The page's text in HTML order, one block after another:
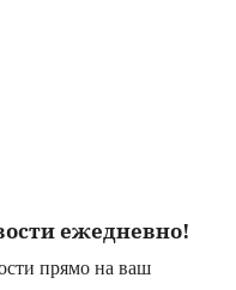
ежедневно!
прямо на ваш